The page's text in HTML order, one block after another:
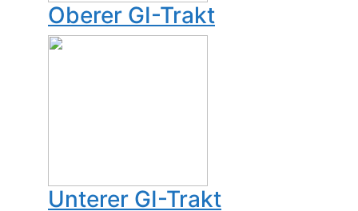
Oberer GI-Trakt
Unterer GI-Trakt